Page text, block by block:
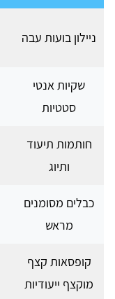
ניילון בועות עבה
שקיות אנטי
סטטיות
חותמות תיעוד
ותיוג
כבלים מסומנים
מראש
קופסאות קצף
מוקצף ייעודיות